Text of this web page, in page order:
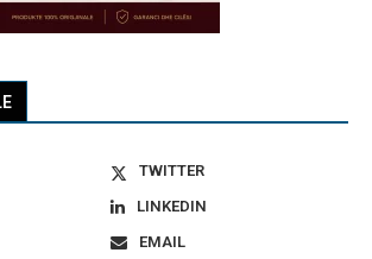
TWITTER
LINKEDIN
EMAIL